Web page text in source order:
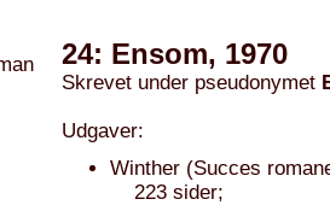
24: Ensom, 1970
Skrevet under pseudonymet
Udgaver:
Winther (Succes
223 sider;